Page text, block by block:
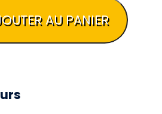
AU PANIER